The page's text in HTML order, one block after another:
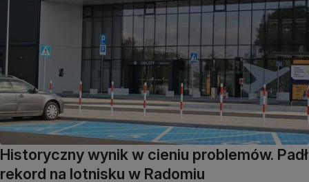
Historyczny wynik w cieniu problemów. Padł
rekord na lotnisku w Radomiu